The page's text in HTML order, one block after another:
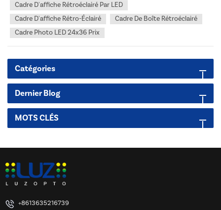
Cadre D'affiche Rétroéclairé Par LED
Cadre D'affiche Rétro-Éclairé
Cadre De Boîte Rétroéclairé
Cadre Photo LED 24x36 Prix
Catégories
Dernier Blog
MOTS CLÉS
+8613635216739